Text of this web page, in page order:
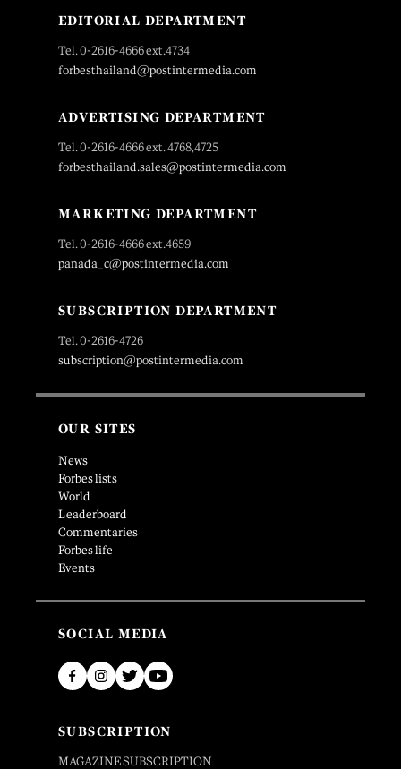
EDITORIAL DEPARTMENT
Tel. 0-2616-4666 ext.4734
forbesthailand@postintermedia.com
ADVERTISING DEPARTMENT
Tel. 0-2616-4666 ext. 4768,4725
forbesthailand.sales@postintermedia.com
MARKETING DEPARTMENT
Tel. 0-2616-4666 ext.4659
panada_c@postintermedia.com
SUBSCRIPTION DEPARTMENT
Tel. 0-2616-4726
subscription@postintermedia.com
OUR SITES
News
Forbes lists
World
Leaderboard
Commentaries
Forbes life
Events
SOCIAL MEDIA
SUBSCRIPTION
MAGAZINE SUBSCRIPTION